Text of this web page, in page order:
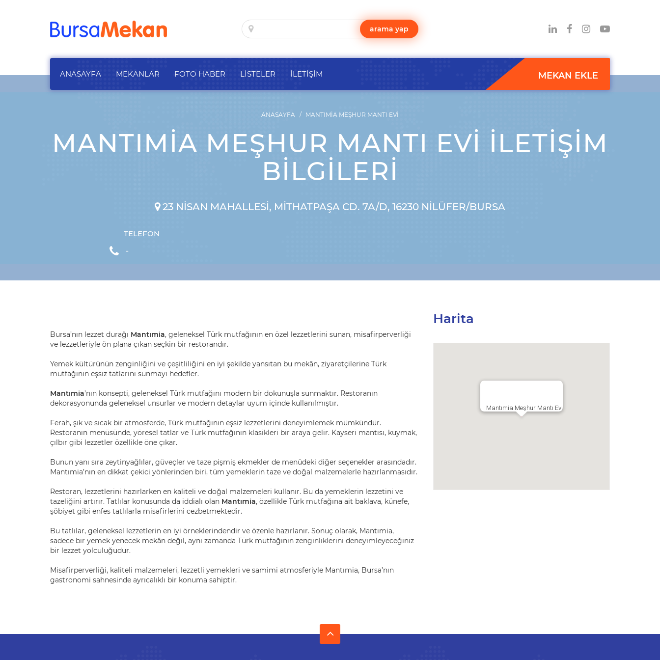
arama yap
ANASAYFA MEKANLAR FOTO HABER LİSTELER İLETİŞİM MEKAN EKLE
ANASAYFA MANTIMIA MEŞHUR MANTI EVI
MANTIMIA MEŞHUR MANTI EVI İLETIŞIM
BILGILERI
23 NISAN MAHALLESI, MITHATPAŞA CD. 7A/D, 16230 NILÜFER/BURSA
TELEFON
-
Bursa’nın lezzet durağı Mantımia, geleneksel Türk mutfağının en özel lezzetlerini sunan, misafirperverliği
ve lezzetleriyle ön plana çıkan seçkin bir restorandır.
Yemek kültürünün zenginliğini ve çeşitliliğini en iyi şekilde yansıtan bu mekân, ziyaretçilerine Türk
mutfağının eşsiz tatlarını sunmayı hedefler.
Mantımia’nın konsepti, geleneksel Türk mutfağını modern bir dokunuşla sunmaktır. Restoranın
dekorasyonunda geleneksel unsurlar ve modern detaylar uyum içinde kullanılmıştır.
Ferah, şık ve sıcak bir atmosferde, Türk mutfağının eşsiz lezzetlerini deneyimlemek mümkündür.
Restoranın menüsünde, yöresel tatlar ve Türk mutfağının klasikleri bir araya gelir. Kayseri mantısı, kuymak,
çılbır gibi lezzetler özellikle öne çıkar.
Bunun yanı sıra zeytinyağlılar, güveçler ve taze pişmiş ekmekler de menüdeki diğer seçenekler arasındadır.
Mantımia’nın en dikkat çekici yönlerinden biri, tüm yemeklerin taze ve doğal malzemelerle hazırlanmasıdır.
Restoran, lezzetlerini hazırlarken en kaliteli ve doğal malzemeleri kullanır. Bu da yemeklerin lezzetini ve
tazeliğini artırır. Tatlılar konusunda da iddialı olan Mantımia, özellikle Türk mutfağına ait baklava, künefe,
şöbiyet gibi enfes tatlılarla misafirlerini cezbetmektedir.
Bu tatlılar, geleneksel lezzetlerin en iyi örneklerindendir ve özenle hazırlanır. Sonuç olarak, Mantımia,
sadece bir yemek yenecek mekân değil, aynı zamanda Türk mutfağının zenginliklerini deneyimleyeceğiniz
bir lezzet yolculuğudur.
Misafirperverliği, kaliteli malzemeleri, lezzetli yemekleri ve samimi atmosferiyle Mantımia, Bursa’nın
gastronomi sahnesinde ayrıcalıklı bir konuma sahiptir.
Harita
Mantımia Meşhur Mantı Evi